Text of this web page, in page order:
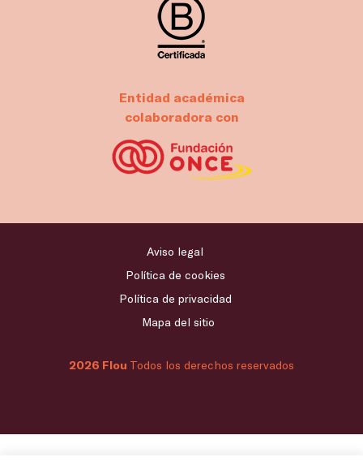
Entidad académica
colaboradora con
2026 Flou Todos los derechos reservados
Aviso legal
Política de cookies
Política de privacidad
Mapa del sitio